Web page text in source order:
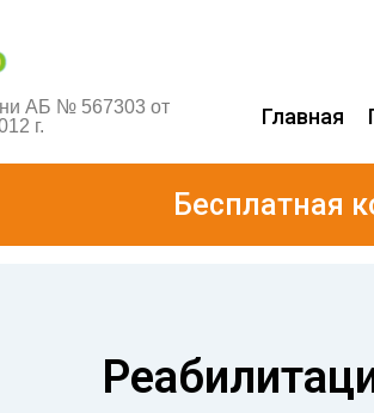
АБ № 567303 от
г.
Главная
Бесплатная